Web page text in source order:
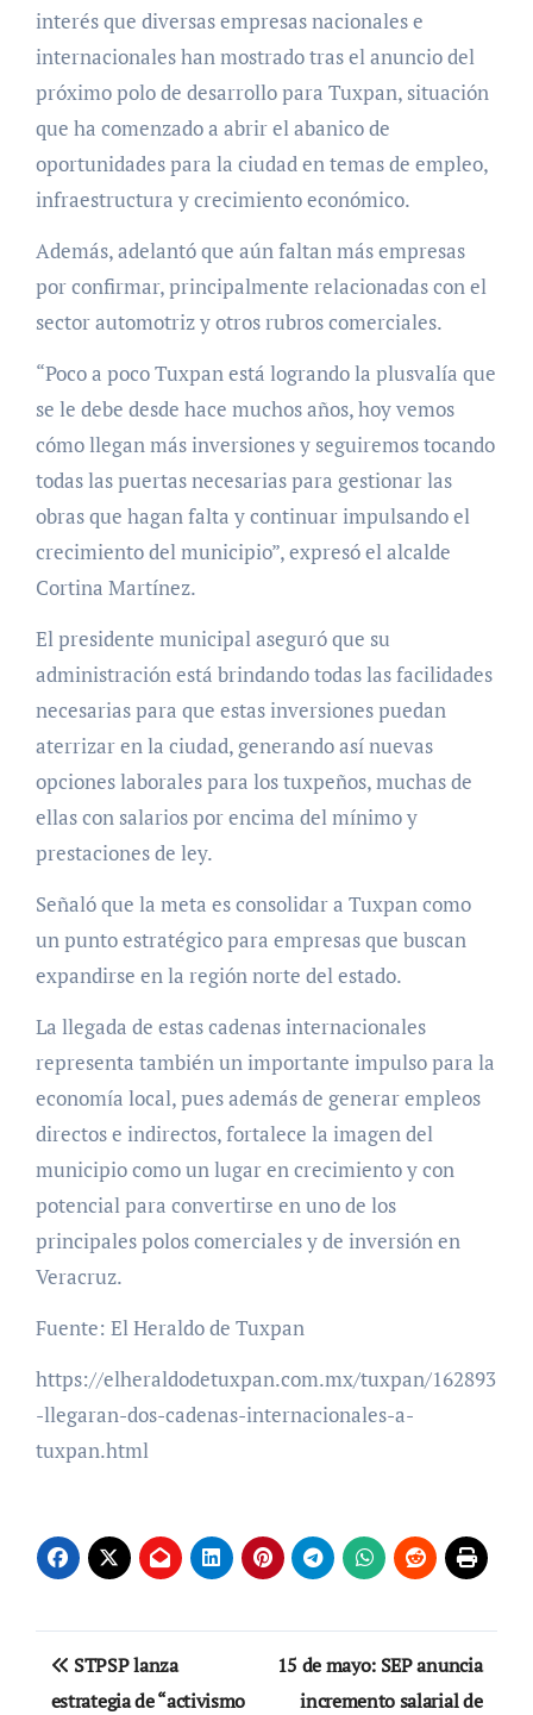
interés que diversas empresas nacionales e
internacionales han mostrado tras el anuncio del
próximo polo de desarrollo para Tuxpan, situación
que ha comenzado a abrir el abanico de
oportunidades para la ciudad en temas de empleo,
infraestructura y crecimiento económico.
Además, adelantó que aún faltan más empresas
por confirmar, principalmente relacionadas con el
sector automotriz y otros rubros comerciales.
“Poco a poco Tuxpan está logrando la plusvalía que
se le debe desde hace muchos años, hoy vemos
cómo llegan más inversiones y seguiremos tocando
todas las puertas necesarias para gestionar las
obras que hagan falta y continuar impulsando el
crecimiento del municipio”, expresó el alcalde
Cortina Martínez.
El presidente municipal aseguró que su
administración está brindando todas las facilidades
necesarias para que estas inversiones puedan
aterrizar en la ciudad, generando así nuevas
opciones laborales para los tuxpeños, muchas de
ellas con salarios por encima del mínimo y
prestaciones de ley.
Señaló que la meta es consolidar a Tuxpan como
un punto estratégico para empresas que buscan
expandirse en la región norte del estado.
La llegada de estas cadenas internacionales
representa también un importante impulso para la
economía local, pues además de generar empleos
directos e indirectos, fortalece la imagen del
municipio como un lugar en crecimiento y con
potencial para convertirse en uno de los
principales polos comerciales y de inversión en
Veracruz.
Fuente: El Heraldo de Tuxpan
https://elheraldodetuxpan.com.mx/tuxpan/162893
-llegaran-dos-cadenas-internacionales-a-
tuxpan.html
Navegación
de
STPSP lanza
estrategia de “activismo
15 de mayo: SEP anuncia
incremento salarial de